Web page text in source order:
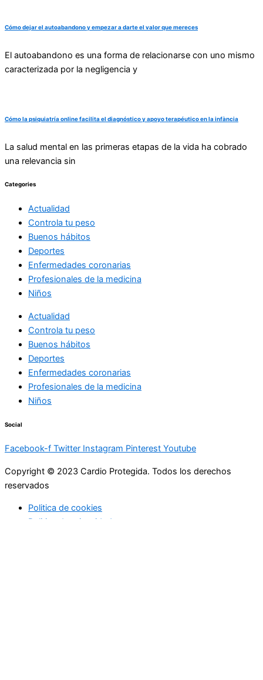
Cómo dejar el autoabandono y empezar a darte el valor que mereces
El autoabandono es una forma de relacionarse con uno mismo
caracterizada por la negligencia y
Cómo la psiquiatría online facilita el diagnóstico y apoyo terapéutico en la infància
La salud mental en las primeras etapas de la vida ha cobrado
una relevancia sin
Categories
Actualidad
Controla tu peso
Buenos hábitos
Deportes
Enfermedades coronarias
Profesionales de la medicina
Niños
Actualidad
Controla tu peso
Buenos hábitos
Deportes
Enfermedades coronarias
Profesionales de la medicina
Niños
Social
Facebook-f Twitter Instagram Pinterest Youtube
Copyright © 2023 Cardio Protegida. Todos los derechos
reservados
Politica de cookies
Politica de privacidad